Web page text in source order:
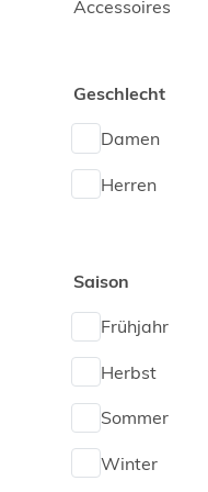
Accessoires
Geschlecht
Damen
Herren
Saison
Frühjahr
Herbst
Sommer
Winter